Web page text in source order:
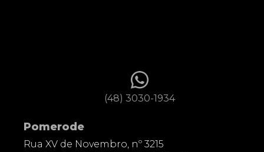
(48) 3030-1934
Pomerode
Rua XV de Novembro, nº 3215